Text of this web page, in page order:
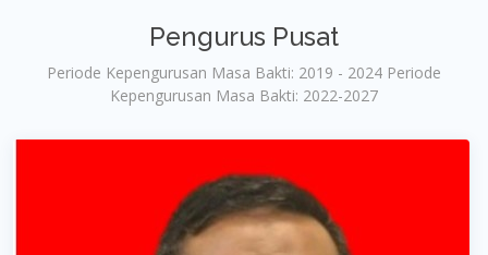
Pengurus Pusat
Periode Kepengurusan Masa Bakti: 2019 - 2024 Periode
Kepengurusan Masa Bakti: 2022-2027